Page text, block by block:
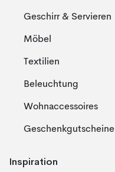
Geschirr & Servieren
Möbel
Textilien
Beleuchtung
Wohnaccessoires
Geschenkgutscheine
Inspiration